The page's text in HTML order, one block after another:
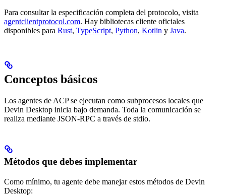
Para consultar la especificación completa del protocolo, visita
agentclientprotocol.com. Hay bibliotecas cliente oficiales
disponibles para Rust, TypeScript, Python, Kotlin y Java.
Conceptos básicos
Los agentes de ACP se ejecutan como subprocesos locales que
Devin Desktop inicia bajo demanda. Toda la comunicación se
realiza mediante JSON-RPC a través de stdio.
Métodos que debes implementar
Como mínimo, tu agente debe manejar estos métodos de Devin
Desktop: